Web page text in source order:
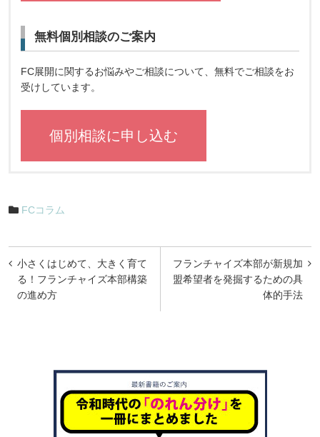
無料個別相談のご案内
FC展開に関するお悩みやご相談について、無料でご相談をお
受けしています。
個別相談に申し込む
FCコラム
投
稿
ナ
フランチャイズ本部が新規加
盟希望者を発掘するための具
体的手法
小さくはじめて、大きく育て
る！フランチャイズ本部構築
の進め方